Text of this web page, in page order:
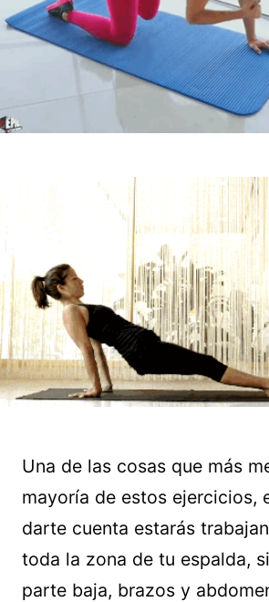
Una de las cosas que más
mayoría de estos ejercicios,
darte cuenta estarás
toda la zona de tu espalda,
parte baja, brazos y